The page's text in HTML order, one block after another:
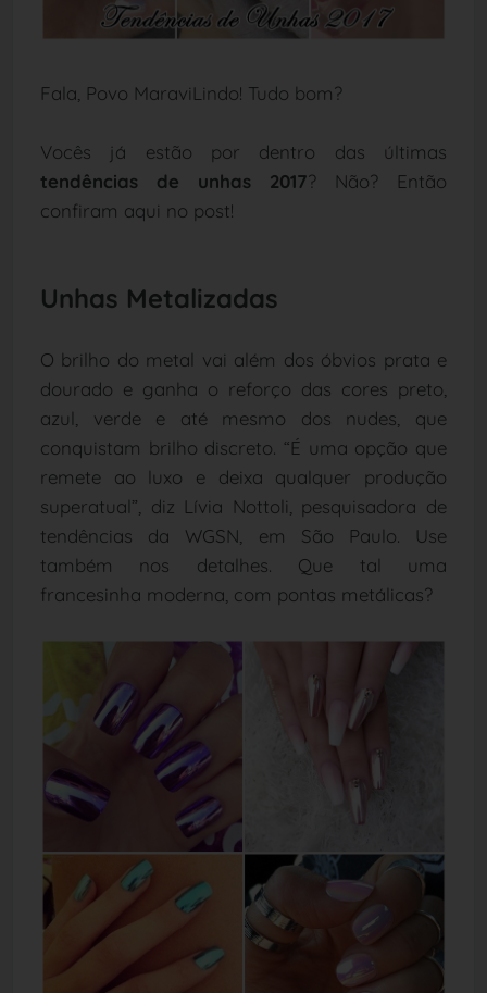
Fala, Povo MaraviLindo! Tudo bom?
Vocês já estão por dentro das últimas
tendências de unhas 2017? Não? Então
confiram aqui no post!
Unhas Metalizadas
O brilho do metal vai além dos óbvios prata e
dourado e ganha o reforço das cores preto,
azul, verde e até mesmo dos nudes, que
conquistam brilho discreto. “É uma opção que
remete ao luxo e deixa qualquer produção
superatual”, diz Lívia Nottoli, pesquisadora de
tendências da WGSN, em São Paulo. Use
também nos detalhes. Que tal uma
francesinha moderna, com pontas metálicas?